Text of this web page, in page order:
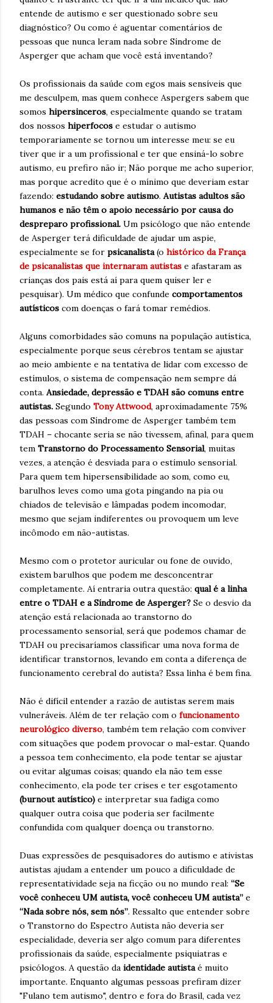
entende de autismo e ser questionado sobre seu
diagnóstico? Ou como é aguentar comentários de
pessoas que nunca leram nada sobre Síndrome de
Asperger que acham que você está inventando?
Os profissionais da saúde com egos mais sensíveis que
me desculpem, mas quem conhece Aspergers sabem que
somos hipersinceros, especialmente quando se tratam
dos nossos hiperfocos e estudar o autismo
temporariamente se tornou um interesse meu: se eu
tiver que ir a um profissional e ter que ensiná-lo sobre
autismo, eu prefiro não ir; Não porque me acho superior,
mas porque acredito que é o mínimo que deveriam estar
fazendo: estudando sobre autismo. Autistas adultos são
humanos e não têm o apoio necessário por causa do
despreparo profissional. Um psicólogo que não entende
de Asperger terá dificuldade de ajudar um aspie,
especialmente se for psicanalista(o histórico da França
de psicanalistas que internaram autistas e afastaram as
crianças dos pais está aí para quem quiser ler e
pesquisar). Um médico que confunde comportamentos
autísticos com doenças o fará tomar remédios.
Alguns comorbidades são comuns na população autística,
especialmente porque seus cérebros tentam se ajustar
ao meio ambiente e na tentativa de lidar com excesso de
estímulos, o sistema de compensação nem sempre dá
conta. Ansiedade, depressão e TDAH são comuns entre
autistas. Segundo Tony Attwood, aproximadamente 75%
das pessoas com Síndrome de Asperger também tem
TDAH – chocante seria se não tivessem, afinal, para quem
tem Transtorno do Processamento Sensorial, muitas
vezes, a atenção é desviada para o estímulo sensorial.
Para quem tem hipersensibilidade ao som, como eu,
barulhos leves como uma gota pingando na pia ou
chiados de televisão e lâmpadas podem incomodar,
mesmo que sejam indiferentes ou provoquem um leve
incômodo em não-autistas.
Mesmo com o protetor auricular ou fone de ouvido,
existem barulhos que podem me desconcentrar
completamente. Aí entraria outra questão: qual é a linha
entre o TDAH e a Síndrome de Asperger? Se o desvio da
atenção está relacionada ao transtorno do
processamento sensorial, será que podemos chamar de
TDAH ou precisaríamos classificar uma nova forma de
identificar transtornos, levando em conta a diferença de
funcionamento cerebral do autista? Essa linha é bem fina.
Não é difícil entender a razão de autistas serem mais
vulneráveis. Além de ter relação com o funcionamento
neurológico diverso, também tem relação com conviver
com situações que podem provocar o mal-estar. Quando
a pessoa tem conhecimento, ela pode tentar se ajustar
ou evitar algumas coisas; quando ela não tem esse
conhecimento, ela pode ter crises e ter esgotamento
(burnout autístico) e interpretar sua fadiga como
qualquer outra coisa que poderia ser facilmente
confundida com qualquer doença ou transtorno.
Duas expressões de pesquisadores do autismo e ativistas
autistas ajudam a entender um pouco a dificuldade de
representatividade seja na ficção ou no mundo real: “Se
você conheceu UM autista, você conheceu UM autista” e
“Nada sobre nós, sem nós”. Ressalto que entender sobre
o Transtorno do Espectro Autista não deveria ser
especialidade, deveria ser algo comum para diferentes
profissionais da saúde, especialmente psiquiatras e
psicólogos. A questão da identidade autistaé muito
importante. Enquanto algumas pessoas prefiram dizer
"Fulano tem autismo", dentro e fora do Brasil, cada vez